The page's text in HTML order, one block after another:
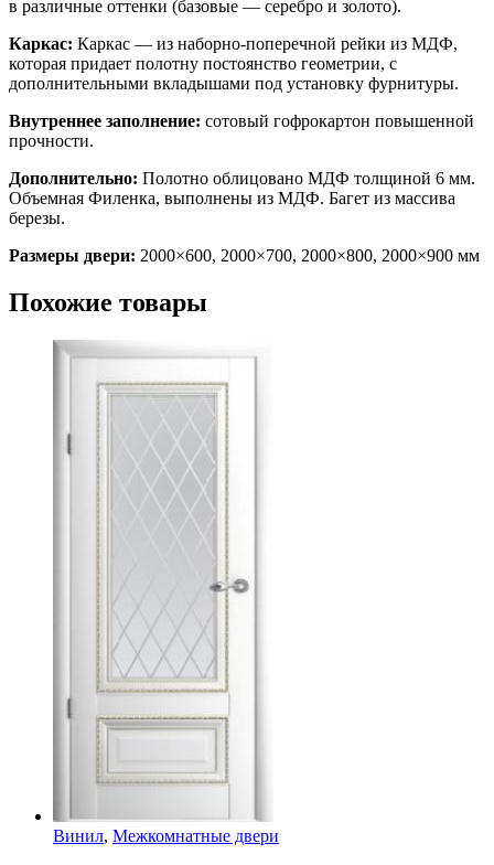
в различные оттенки (базовые — серебро и золото).
Каркас: Каркас — из наборно-поперечной рейки из МДФ,
которая придает полотну постоянство геометрии, с
дополнительными вкладышами под установку фурнитуры.
Внутреннее заполнение: сотовый гофрокартон повышенной
прочности.
Дополнительно: Полотно облицовано МДФ толщиной 6 мм.
Объемная Филенка, выполнены из МДФ. Багет из массива
березы.
Размеры двери: 2000×600, 2000×700, 2000×800, 2000×900 мм
Похожие товары
Винил, Межкомнатные двери